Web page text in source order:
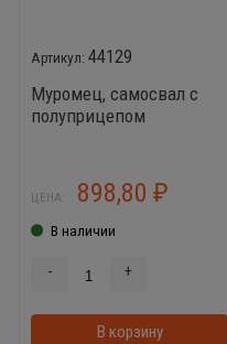
44129
Муромец, самосвал с
полуприцепом
ЦЕНА: 898,80 ₽
В наличии
- +
В корзину